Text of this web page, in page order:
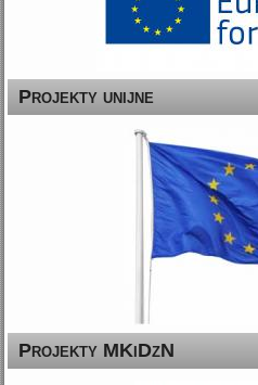
Projekty unijne
Projekty MKiDzN